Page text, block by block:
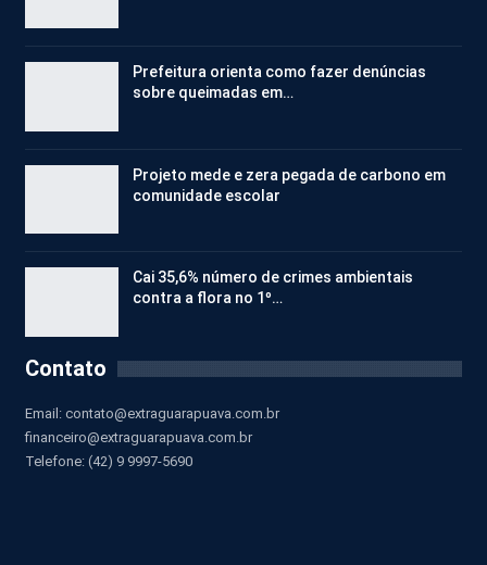
Prefeitura orienta como fazer denúncias
sobre queimadas em…
Projeto mede e zera pegada de carbono em
comunidade escolar
Cai 35,6% número de crimes ambientais
contra a flora no 1º…
Contato
Email: contato@extraguarapuava.com.br
financeiro@extraguarapuava.com.br
Telefone: (42) 9 9997-5690